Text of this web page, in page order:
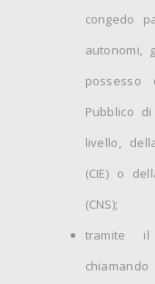
congedo
autonomi,
possesso
Pubblico
livello,
(CIE) o
(CNS);
tramite il